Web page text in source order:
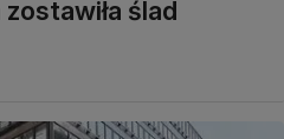
ślad